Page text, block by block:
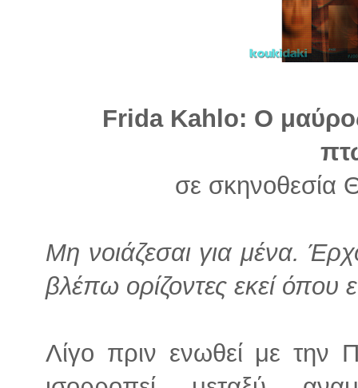
Frida Kahlo: O
σε σκηνοθεσία
Μη νοιάζεσαι για μένα.
βλέπω ορίζοντες εκεί όπου
Λίγο πριν ενωθεί με την